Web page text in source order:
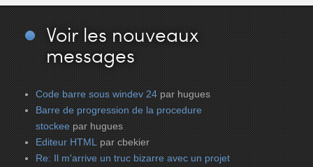
Voir les nouveaux
messages
Code barre sous windev 24 par hugues
Barre de progression de la procedure
stockee par hugues
Editeur HTML par cbekier
Re: Il m'arrive un truc bizarre avec un projet